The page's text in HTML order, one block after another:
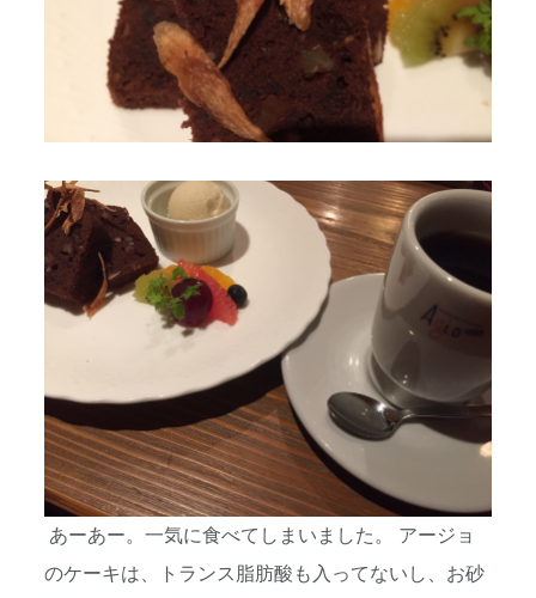
あーあー。一気に食べてしまいました。 アージョ
のケーキは、トランス脂肪酸も入ってないし、お砂